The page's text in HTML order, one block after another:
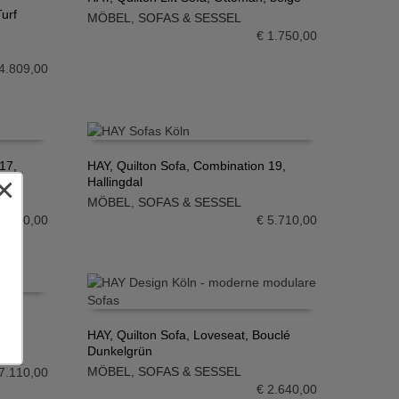
IN DEN WARENKORB
MÖBEL, SOFAS & SESSEL
€ 1.750,00
7.710,00
IN DEN WARENKORB
HAY, Quilton Sofa, Combination 19,
Hallingdal
MÖBEL
SOFAS & SESSEL
€ 5.710,00
IN DEN WARENKORB
HAY, Quilton Sofa, Loveseat, Bouclé
Dunkelgrün
MÖBEL
SOFAS & SESSEL
€ 2.640,00